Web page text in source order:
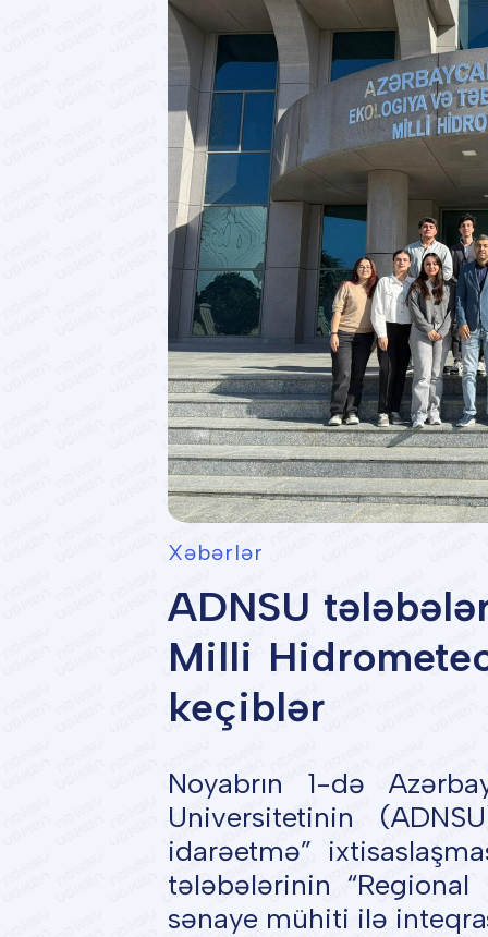
Xəbərlər
ADNSU
Milli
keçiblər
Noyabrın 1-də
Universitetinin
idarəetmə”
tələbələrinin
sənaye mühiti ilə